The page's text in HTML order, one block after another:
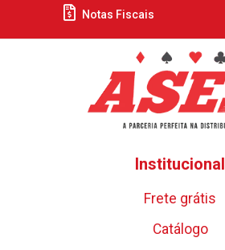
Notas Fiscais
Institucional
Frete grátis
Catálogo